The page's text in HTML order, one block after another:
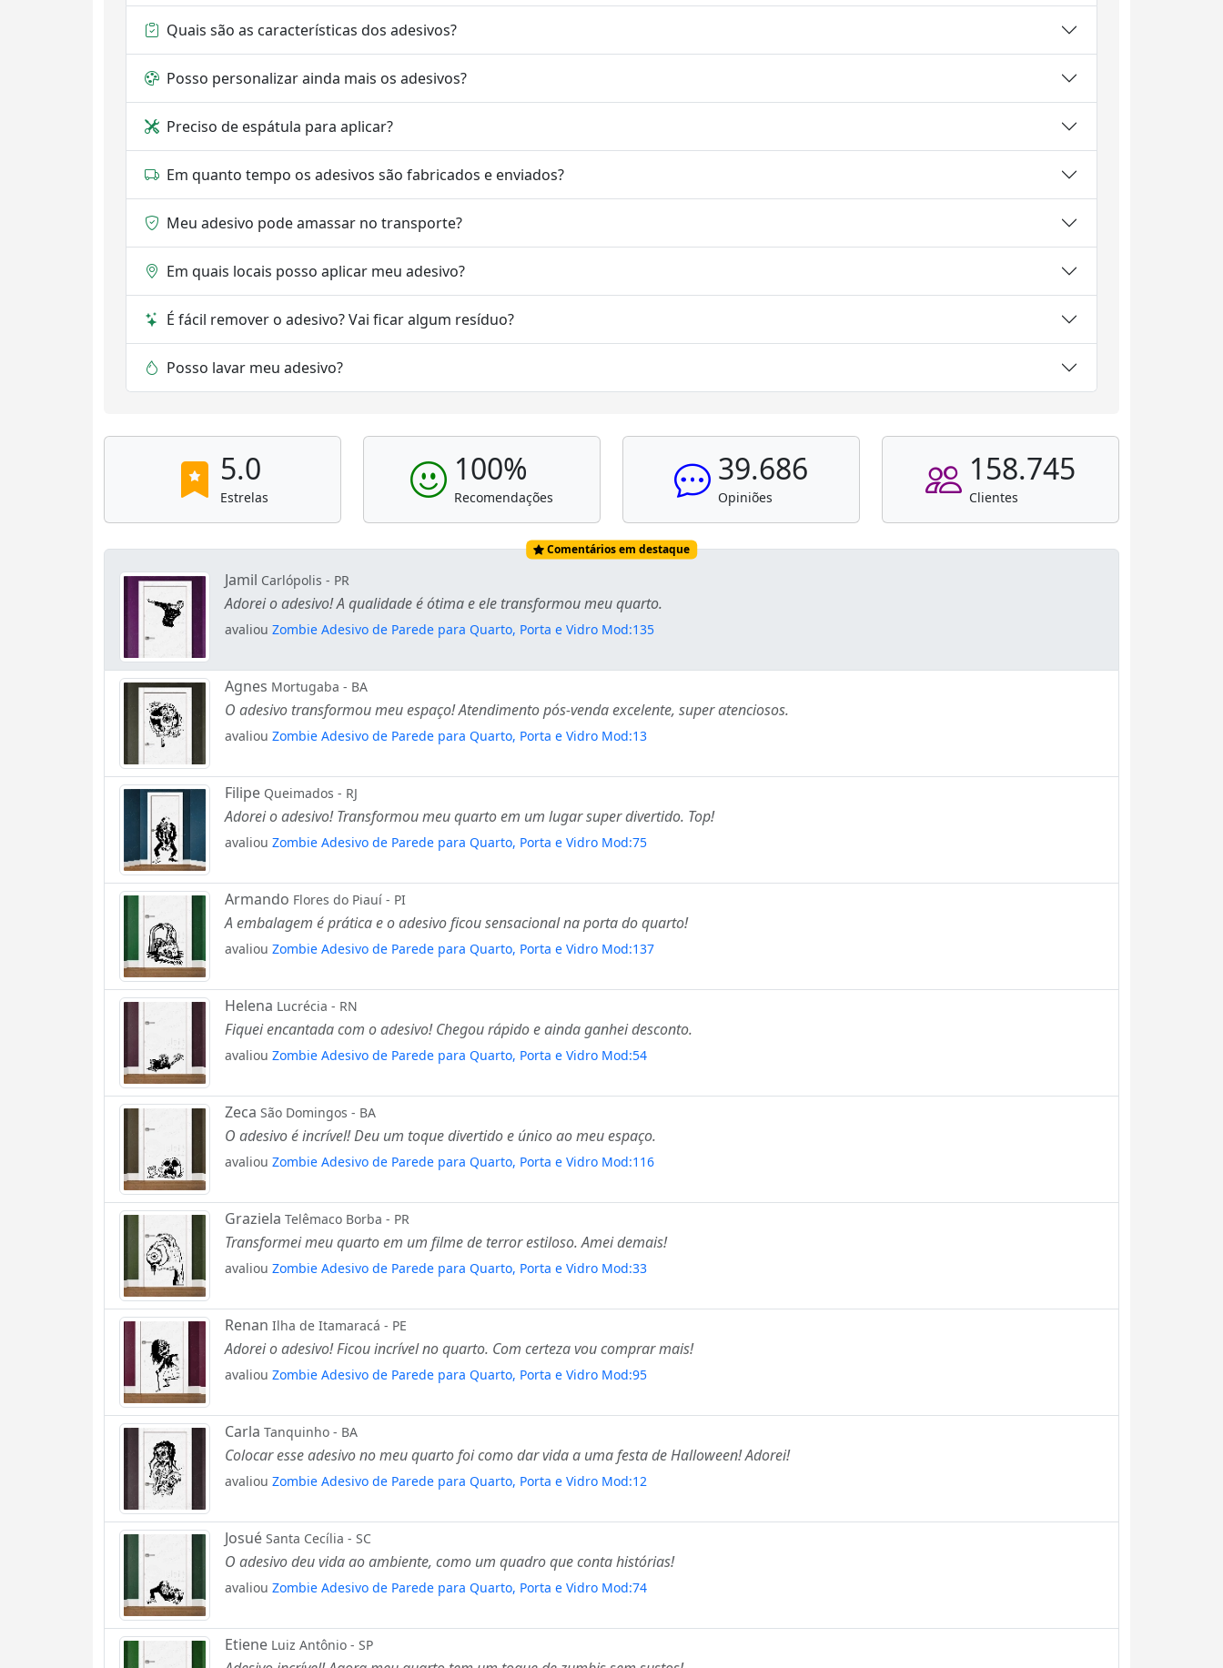
Quais são as características dos adesivos?
Posso personalizar ainda mais os adesivos?
Preciso de espátula para aplicar?
Em quanto tempo os adesivos são fabricados e enviados?
Meu adesivo pode amassar no transporte?
Em quais locais posso aplicar meu adesivo?
É fácil remover o adesivo? Vai ficar algum resíduo?
Posso lavar meu adesivo?
5.0
Estrelas
100%
Recomendações
39.686
Opiniões
158.745
Clientes
Comentários em destaque
Jamil Carlópolis - PR
Adorei o adesivo! A qualidade é ótima e ele transformou meu quarto.
avaliou Zombie Adesivo de Parede para Quarto, Porta e Vidro Mod:135
Agnes Mortugaba - BA
O adesivo transformou meu espaço! Atendimento pós-venda excelente, super atenciosos.
avaliou Zombie Adesivo de Parede para Quarto, Porta e Vidro Mod:13
Filipe Queimados - RJ
Adorei o adesivo! Transformou meu quarto em um lugar super divertido. Top!
avaliou Zombie Adesivo de Parede para Quarto, Porta e Vidro Mod:75
Armando Flores do Piauí - PI
A embalagem é prática e o adesivo ficou sensacional na porta do quarto!
avaliou Zombie Adesivo de Parede para Quarto, Porta e Vidro Mod:137
Helena Lucrécia - RN
Fiquei encantada com o adesivo! Chegou rápido e ainda ganhei desconto.
avaliou Zombie Adesivo de Parede para Quarto, Porta e Vidro Mod:54
Zeca São Domingos - BA
O adesivo é incrível! Deu um toque divertido e único ao meu espaço.
avaliou Zombie Adesivo de Parede para Quarto, Porta e Vidro Mod:116
Graziela Telêmaco Borba - PR
Transformei meu quarto em um filme de terror estiloso. Amei demais!
avaliou Zombie Adesivo de Parede para Quarto, Porta e Vidro Mod:33
Renan Ilha de Itamaracá - PE
Adorei o adesivo! Ficou incrível no quarto. Com certeza vou comprar mais!
avaliou Zombie Adesivo de Parede para Quarto, Porta e Vidro Mod:95
Carla Tanquinho - BA
Colocar esse adesivo no meu quarto foi como dar vida a uma festa de Halloween! Adorei!
avaliou Zombie Adesivo de Parede para Quarto, Porta e Vidro Mod:12
Josué Santa Cecília - SC
O adesivo deu vida ao ambiente, como um quadro que conta histórias!
avaliou Zombie Adesivo de Parede para Quarto, Porta e Vidro Mod:74
Etiene Luiz Antônio - SP